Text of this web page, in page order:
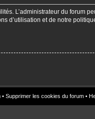
L’administrateur du forum
d’utilisation et de notre
• Supprimer les cookies du forum •